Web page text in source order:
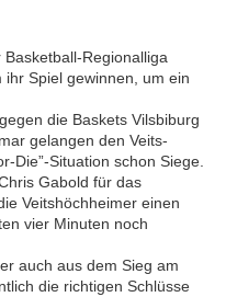
Regionalliga
ihr Spiel gewinnen, um ein
die Baskets Vilsbiburg
gelangen den Veits-
Die”-Situation schon Siege.
Gabold für das
Veitshöchheimer einen
vier Minuten noch
auch aus dem Sieg am
die richtigen Schlüsse